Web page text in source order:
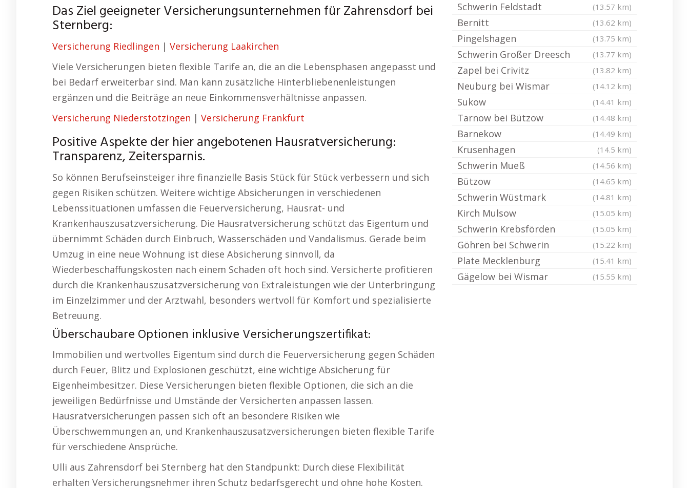
Das Ziel geeigneter Versicherungsunternehmen für Zahrensdorf bei
Sternberg:
Versicherung Riedlingen | Versicherung Laakirchen
Viele Versicherungen bieten flexible Tarife an, die an die Lebensphasen angepasst und
bei Bedarf erweiterbar sind. Man kann zusätzliche Hinterbliebenenleistungen
ergänzen und die Beiträge an neue Einkommensverhältnisse anpassen.
Versicherung Niederstotzingen | Versicherung Frankfurt
Positive Aspekte der hier angebotenen Hausratversicherung:
Transparenz, Zeitersparnis.
So können Berufseinsteiger ihre finanzielle Basis Stück für Stück verbessern und sich
gegen Risiken schützen. Weitere wichtige Absicherungen in verschiedenen
Lebenssituationen umfassen die Feuerversicherung, Hausrat- und
Krankenhauszusatzversicherung. Die Hausratversicherung schützt das Eigentum und
übernimmt Schäden durch Einbruch, Wasserschäden und Vandalismus. Gerade beim
Umzug in eine neue Wohnung ist diese Absicherung sinnvoll, da
Wiederbeschaffungskosten nach einem Schaden oft hoch sind. Versicherte profitieren
durch die Krankenhauszusatzversicherung von Extraleistungen wie der Unterbringung
im Einzelzimmer und der Arztwahl, besonders wertvoll für Komfort und spezialisierte
Betreuung.
Überschaubare Optionen inklusive Versicherungszertifikat:
Immobilien und wertvolles Eigentum sind durch die Feuerversicherung gegen Schäden
durch Feuer, Blitz und Explosionen geschützt, eine wichtige Absicherung für
Eigenheimbesitzer. Diese Versicherungen bieten flexible Optionen, die sich an die
jeweiligen Bedürfnisse und Umstände der Versicherten anpassen lassen.
Hausratversicherungen passen sich oft an besondere Risiken wie
Überschwemmungen an, und Krankenhauszusatzversicherungen bieten flexible Tarife
für verschiedene Ansprüche.
Ulli aus Zahrensdorf bei Sternberg hat den Standpunkt: Durch diese Flexibilität
erhalten Versicherungsnehmer ihren Schutz bedarfsgerecht und ohne hohe Kosten.
Schwerin Feldstadt (13.57 km)
Bernitt (13.62 km)
Pingelshagen (13.75 km)
Schwerin Großer Dreesch (13.77 km)
Zapel bei Crivitz (13.82 km)
Neuburg bei Wismar (14.12 km)
Sukow (14.41 km)
Tarnow bei Bützow (14.48 km)
Barnekow (14.49 km)
Krusenhagen (14.5 km)
Schwerin Mueß (14.56 km)
Bützow (14.65 km)
Schwerin Wüstmark (14.81 km)
Kirch Mulsow (15.05 km)
Schwerin Krebsförden (15.05 km)
Göhren bei Schwerin (15.22 km)
Plate Mecklenburg (15.41 km)
Gägelow bei Wismar (15.55 km)